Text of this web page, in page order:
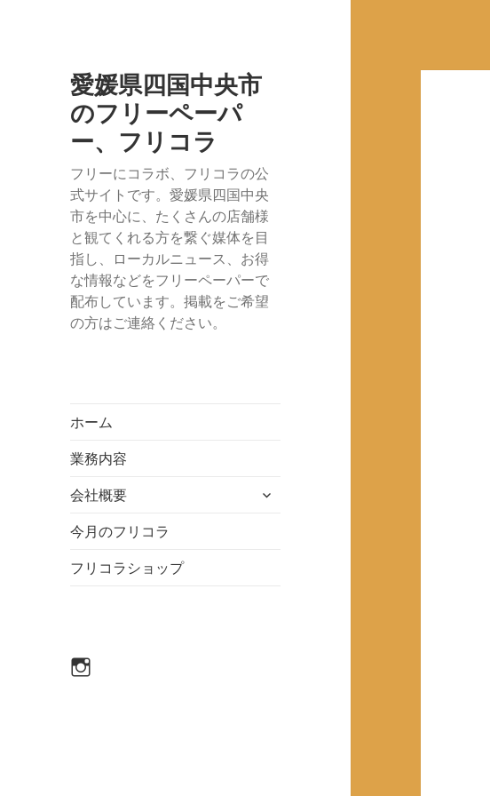
愛媛県四国中央市
のフリーペーパ
ー、フリコラ
フリーにコラボ、フリコラの公
式サイトです。愛媛県四国中央
市を中心に、たくさんの店舗様
と観てくれる方を繋ぐ媒体を目
指し、ローカルニュース、お得
な情報などをフリーペーパーで
配布しています。掲載をご希望
の方はご連絡ください。
ホーム
業務内容
会社概要
サ
今月のフリコラ
フリコラショップ
Instagram